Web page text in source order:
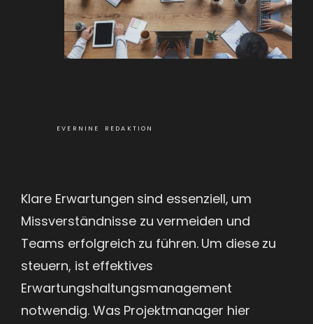
EVERNINE REDAKTION
Klare Erwartungen sind essenziell, um
Missverständnisse zu vermeiden und
Teams erfolgreich zu führen. Um diese zu
steuern, ist effektives
Erwartungshaltungsmanagement
notwendig. Was Projektmanager hier